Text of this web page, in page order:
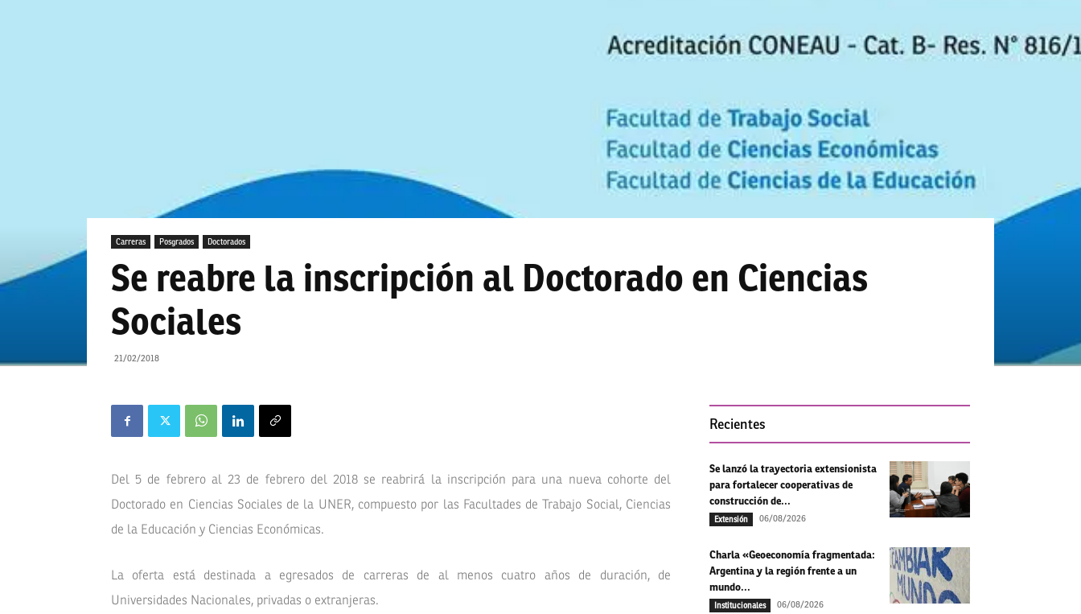
Carreras Posgrados Doctorados
Se reabre la inscripción al Doctorado en Ciencias
Sociales
21/02/2018
Del 5 de febrero al 23 de febrero del 2018 se reabrirá la inscripción para una nueva cohorte del
Doctorado en Ciencias Sociales de la UNER, compuesto por las Facultades de Trabajo Social, Ciencias
de la Educación y Ciencias Económicas.
La oferta está destinada a egresados de carreras de al menos cuatro años de duración, de
Universidades Nacionales, privadas o extranjeras.
Recientes
Se lanzó la trayectoria extensionista
para fortalecer cooperativas de
construcción de...
Extensión 06/08/2026
Charla «Geoeconomía fragmentada:
Argentina y la región frente a un
mundo...
Institucionales 06/08/2026